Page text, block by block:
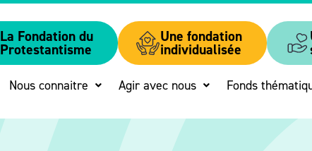
La Fondation du
Protestantisme
Une fondation
individualisée
Nous connaitre Agir avec nous Fonds